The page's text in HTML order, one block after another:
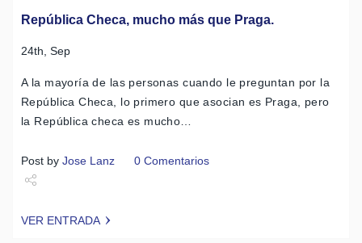
República Checa, mucho más que Praga.
24th, Sep
A la mayoría de las personas cuando le preguntan por la
República Checa, lo primero que asocian es Praga, pero
la República checa es mucho…
Post by Jose Lanz 0 Comentarios
VER ENTRADA